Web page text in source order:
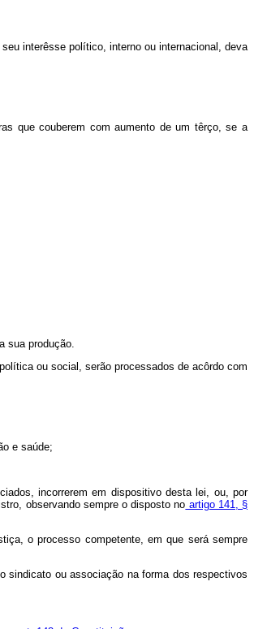
interêsse político, interno ou internacional, deva
que couberem com aumento de um têrço, se a
sua produção.
ou social, serão processados de acôrdo com
e saúde;
incorrerem em dispositivo desta lei, ou, por
observando sempre o disposto no artigo 141, §
o processo competente, em que será sempre
sindicato ou associação na forma dos respectivos